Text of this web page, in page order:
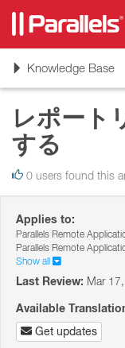
ToggleKnowledge Base
レポート
する
0 users found this
Applies to:
Parallels Remote
Parallels Remote
Show all
Last Review: Mar
Available
Get updates